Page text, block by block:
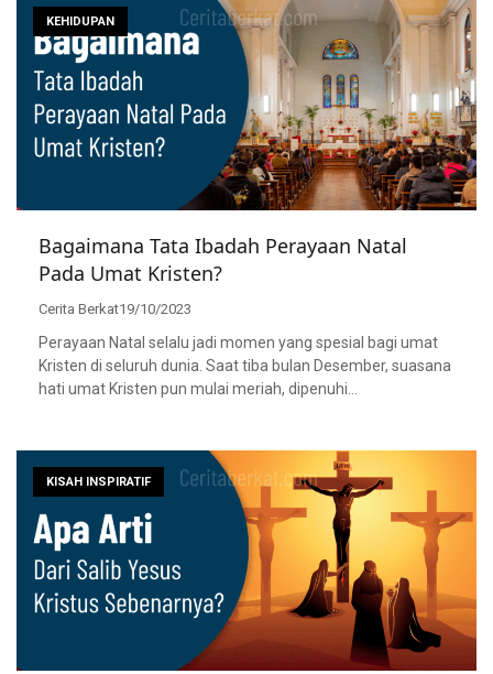
KEHIDUPAN
Bagaimana Tata Ibadah Perayaan Natal
Pada Umat Kristen?
Cerita Berkat19/10/2023
Perayaan Natal selalu jadi momen yang spesial bagi umat
Kristen di seluruh dunia. Saat tiba bulan Desember, suasana
hati umat Kristen pun mulai meriah, dipenuhi…
KISAH INSPIRATIF